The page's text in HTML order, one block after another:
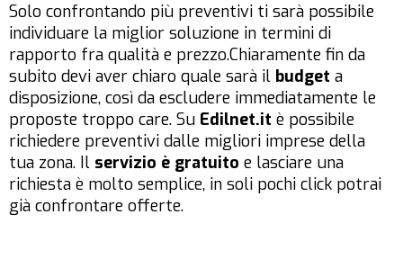
Solo confrontando più preventivi ti sarà possibile
individuare la miglior soluzione in termini di
rapporto fra qualità e prezzo.Chiaramente fin da
subito devi aver chiaro quale sarà il budget a
disposizione, così da escludere immediatamente le
proposte troppo care. Su Edilnet.it è possibile
richiedere preventivi dalle migliori imprese della
tua zona. Il servizio è gratuito e lasciare una
richiesta è molto semplice, in soli pochi click potrai
già confrontare offerte.